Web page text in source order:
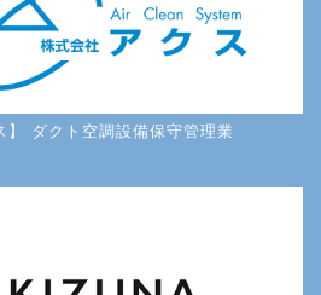
】 ダクト空調設備保守管理業